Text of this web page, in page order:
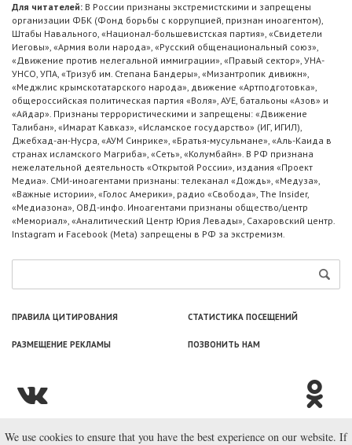
Для читателей: В России признаны экстремистскими и запрещены
организации ФБК (Фонд борьбы с коррупцией, признан иноагентом),
Штабы Навального, «Национал-большевистская партия», «Свидетели
Иеговы», «Армия воли народа», «Русский общенациональный союз»,
«Движение против нелегальной иммиграции», «Правый сектор», УНА-
УНСО, УПА, «Тризуб им. Степана Бандеры», «Мизантропик дивижн»,
«Меджлис крымскотатарского народа», движение «Артподготовка»,
общероссийская политическая партия «Воля», АУЕ, батальоны «Азов» и
«Айдар». Признаны террористическими и запрещены: «Движение
Талибан», «Имарат Кавказ», «Исламское государство» (ИГ, ИГИЛ),
Джебхад-ан-Нусра, «АУМ Синрике», «Братья-мусульмане», «Аль-Каида в
странах исламского Магриба», «Сеть», «Колумбайн». В РФ признана
нежелательной деятельность «Открытой России», издания «Проект
Медиа». СМИ-иноагентами признаны: телеканал «Дождь», «Медуза»,
«Важные истории», «Голос Америки», радио «Свобода», The Insider,
«Медиазона», ОВД-инфо. Иноагентами признаны общество/центр
«Мемориал», «Аналитический Центр Юрия Левады», Сахаровский центр.
Instagram и Facebook (Metа) запрещены в РФ за экстремизм.
ПРАВИЛА ЦИТИРОВАНИЯ СТАТИСТИКА ПОСЕЩЕНИЙ
РАЗМЕЩЕНИЕ РЕКЛАМЫ ПОЗВОНИТЬ НАМ
© ООО «Лаборатория Новоcтей», 2003—2026.
We use cookies to ensure that you have the best experience on our website. If